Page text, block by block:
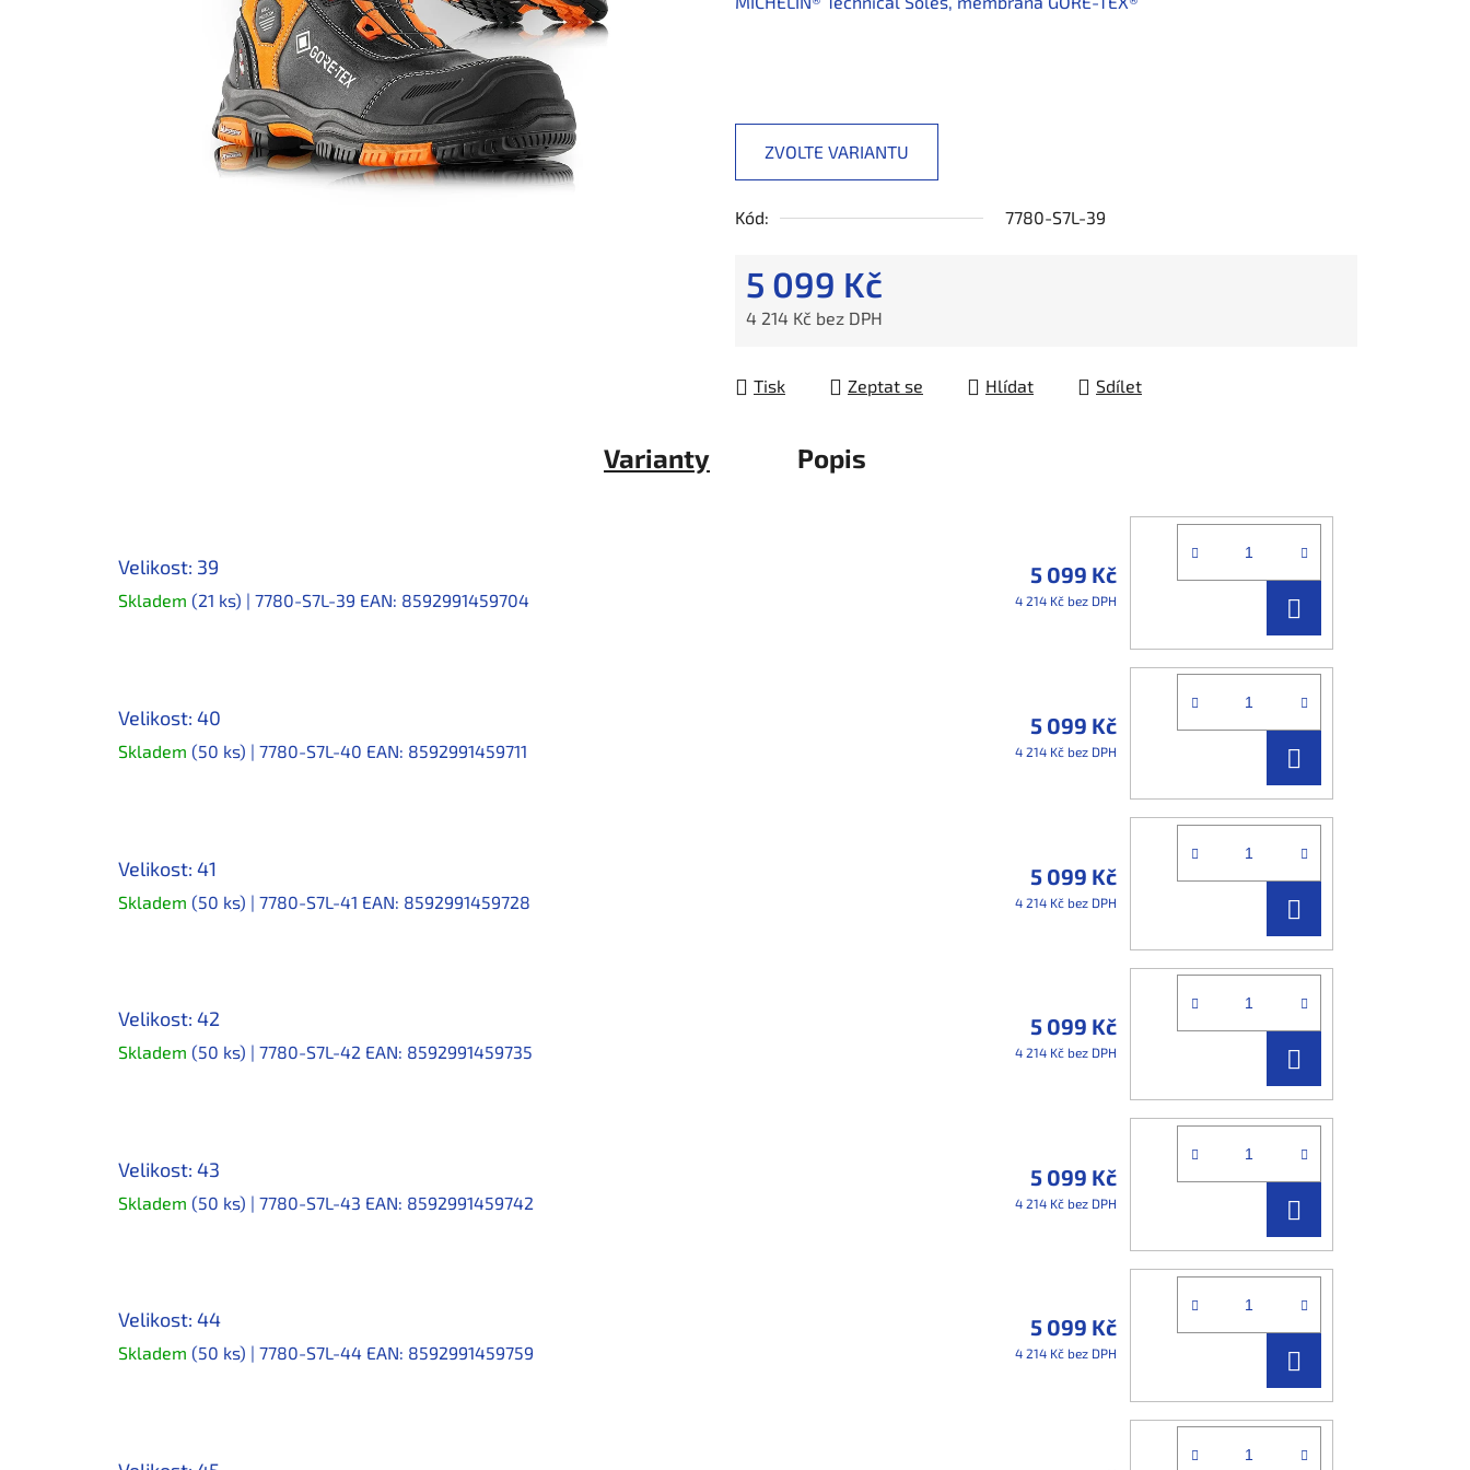
ZVOLTE VARIANTU
Kód: 7780-S7L-39
5 099 Kč
4 214 Kč bez DPH
Tisk
Zeptat se Hlídat Sdílet
Varianty Popis
Velikost: 39
Skladem (21 ks) | 7780-S7L-39 EAN: 8592991459704
5 099 Kč
4 214 Kč bez DPH
KOŠÍKU
Velikost: 40
Skladem (50 ks) | 7780-S7L-40 EAN: 8592991459711
5 099 Kč
4 214 Kč bez DPH
KOŠÍKU
Velikost: 41
Skladem (50 ks) | 7780-S7L-41 EAN: 8592991459728
5 099 Kč
4 214 Kč bez DPH
KOŠÍKU
Velikost: 42
Skladem (50 ks) | 7780-S7L-42 EAN: 8592991459735
5 099 Kč
4 214 Kč bez DPH
KOŠÍKU
Velikost: 43
Skladem (50 ks) | 7780-S7L-43 EAN: 8592991459742
5 099 Kč
4 214 Kč bez DPH
KOŠÍKU
Velikost: 44
Skladem (50 ks) | 7780-S7L-44 EAN: 8592991459759
5 099 Kč
4 214 Kč bez DPH
KOŠÍKU